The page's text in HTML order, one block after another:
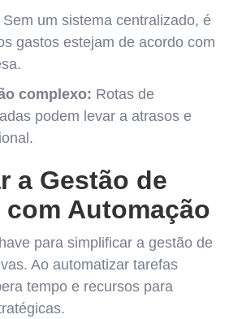
Sem um sistema centralizado, é
gastos estejam de acordo com
complexo: Rotas de
podem levar a atrasos e
a Gestão de
com Automação
para simplificar a gestão de
Ao automatizar tarefas
tempo e recursos para